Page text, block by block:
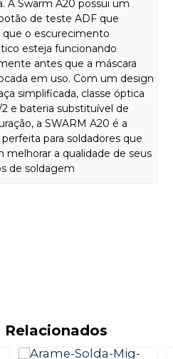
A Swarm A20 possui um
de teste ADF que
que o escurecimento
esteja funcionando
antes que a máscara
em uso. Com um design
simplificada, classe óptica
2 e bateria substituível de
a SWARM A20 é a
para soldadores que
melhorar a qualidade de seus
de soldagem
Relacionados